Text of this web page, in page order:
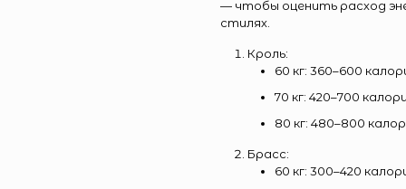
— чтобы оценить расход
стилях.
Кроль:
60 кг: 360–600
70 кг: 420–700
80 кг: 480–800
Брасс:
60 кг: 300–420